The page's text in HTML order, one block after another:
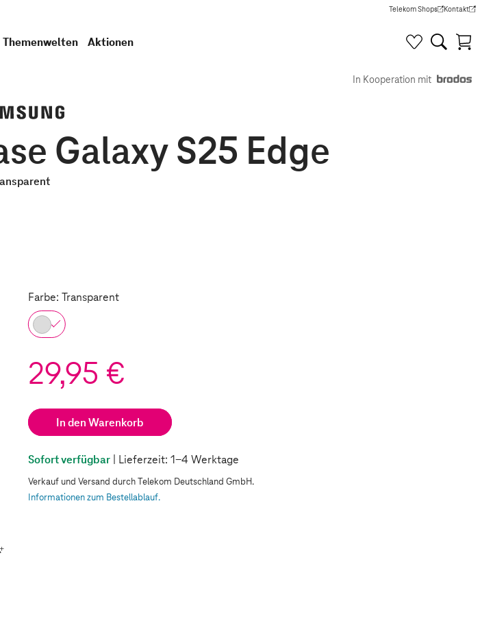
Telekom Shops
(Wird in einem neuen Tab
Kontakt
(Wird in
Themenwelten Aktionen
In Kooperation mit
Galaxy S25 Edge
Farbe: Transparent
29,95 €
In den Warenkorb
Sofort verfügbar | Lieferzeit: 1-4 Werktage
Verkauf und Versand durch Telekom Deutschland GmbH.
Informationen zum Bestellablauf.